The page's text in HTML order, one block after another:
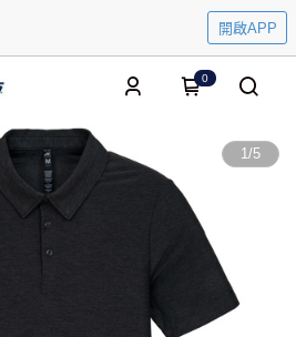
開啟APP
0
1/5